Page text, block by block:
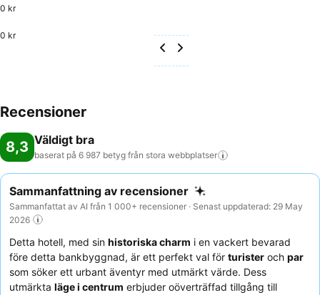
0 kr
0 kr
Recensioner
8,3 Väldigt bra
baserat på 6 987 betyg från stora webbplatser
Sammanfattning av recensioner
Sammanfattat av AI från 1 000+ recensioner · Senast uppdaterad: 29 May
2026
Detta hotell, med sin historiska charm i en vackert bevarad
före detta bankbyggnad, är ett perfekt val för turister och par
som söker ett urbant äventyr med utmärkt värde. Dess
utmärkta läge i centrum erbjuder oöverträffad tillgång till